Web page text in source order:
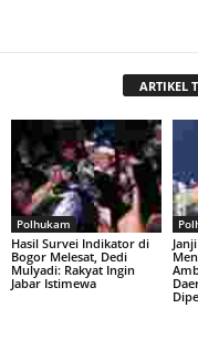
ARTIKEL
Polhukam
Hasil Survei Indikator di
Bogor Melesat, Dedi
Mulyadi: Rakyat Ingin
Jabar Istimewa